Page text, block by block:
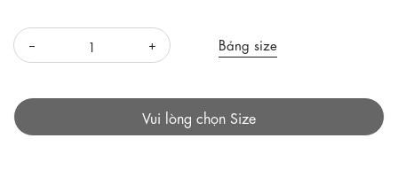
Bảng size
Vui lòng chọn Size